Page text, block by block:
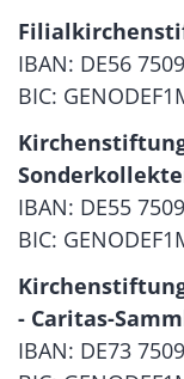
IBAN: DE56
BIC:
IBAN: DE55
BIC:
- Caritas-
IBAN: DE73